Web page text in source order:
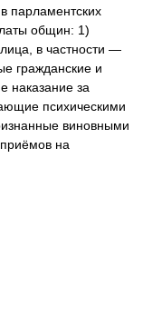
парламентских
общин: 1)
в частности —
гражданские и
наказание за
психическими
виновными
на